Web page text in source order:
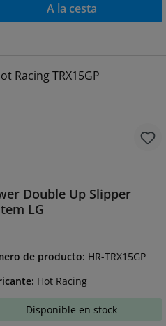
A la cesta
Double Up Slipper
LG
de producto: HR-TRX15GP
Hot Racing
Disponible en stock